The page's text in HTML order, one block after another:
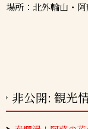
場所：北外輪山・
非公開: 観光